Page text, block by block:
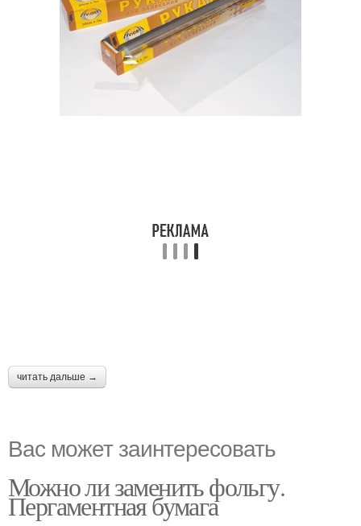
читать дальше →
Вас может заинтересовать
Можно ли заменить фольгу.
Пергаментная бумага